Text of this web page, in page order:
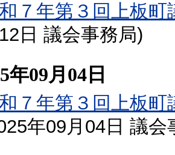
７年第３回上板町
日 議会事務局)
年09月04日
７年第３回上板
年09月04日 議会